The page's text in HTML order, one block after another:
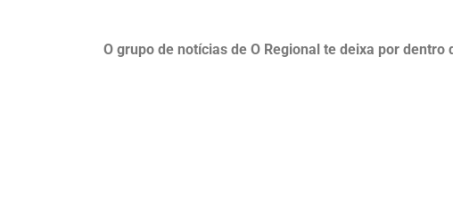
O grupo de notícias de O Regional te deixa por